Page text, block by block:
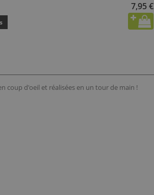
7,95 €
coup d'oeil et réalisées en un tour de main !